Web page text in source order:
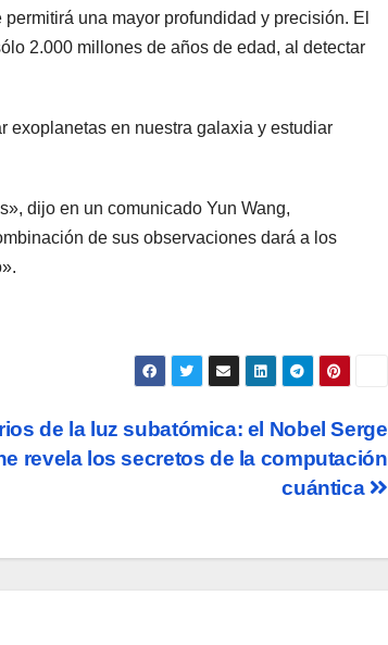
una mayor profundidad y precisión. El
2.000 millones de años de edad, al detectar
exoplanetas en nuestra galaxia y estudiar
dijo en un comunicado Yun Wang,
de sus observaciones dará a los
de la luz subatómica: el Nobel Serge
revela los secretos de la computación
cuántica